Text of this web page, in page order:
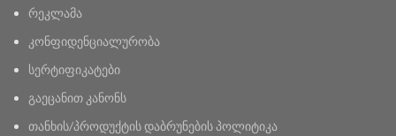
რეკლამა
კონფიდენციალურობა
სერტიფიკატები
გაეცანით კანონს
თანხის/პროდუქტის დაბრუნების პოლიტიკა